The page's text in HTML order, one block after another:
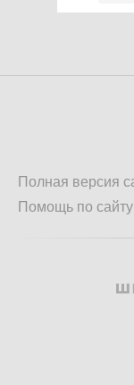
Полная версия
Помощь по сайту